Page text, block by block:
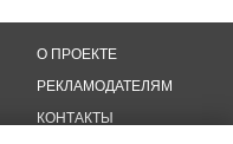
О ПРОЕКТЕ
РЕКЛАМОДАТЕЛЯМ
КОНТАКТЫ